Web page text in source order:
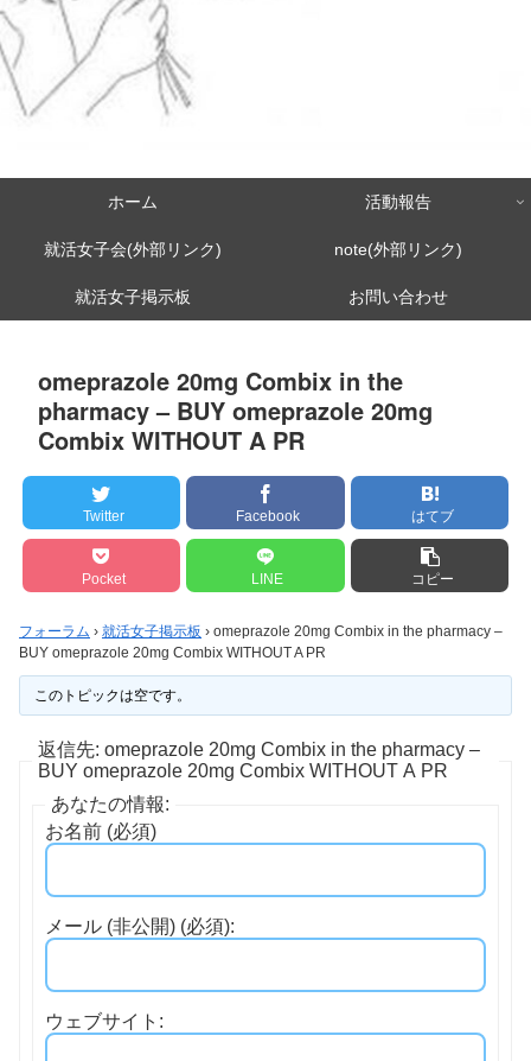
ホーム 活動報告
就活女子会(外部リンク) note(外部リンク)
就活女子掲示板 お問い合わせ
omeprazole 20mg Combix in the
pharmacy – BUY omeprazole 20mg
Combix WITHOUT A PR
Twitter Facebook はてブ
Pocket LINE コピー
フォーラム › 就活女子掲示板 › omeprazole 20mg Combix in the pharmacy –
BUY omeprazole 20mg Combix WITHOUT A PR
このトピックは空です。
返信先: omeprazole 20mg Combix in the pharmacy –
BUY omeprazole 20mg Combix WITHOUT A PR
あなたの情報:
お名前 (必須)
メール (非公開) (必須):
ウェブサイト: